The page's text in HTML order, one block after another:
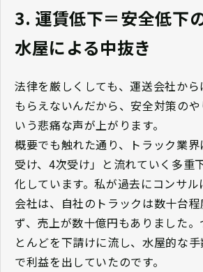
3. 運賃低下＝安全低下
水屋による中抜き
法律を厳しくしても、運送会社か
もらえないんだから、安全対策の
いう悲痛な声が上がります。
概要でも触れた通り、トラック業
受け、4次受け」と流れていく多重
化しています。私が過去にコンサ
会社は、自社のトラックは数十台
ず、売上が数十億円もありました
とんどを下請けに流し、水屋的な手
で利益を出していたのです。